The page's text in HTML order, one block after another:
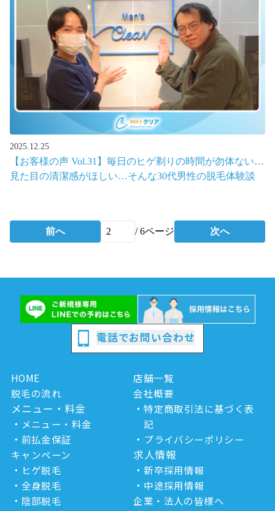
2025.12.25
【お客様の声 Vol.31】毎日のヒゲ剃りの時間が勿体ない…
見た目の清潔感がほしい…そんな30代男性の脱毛体験談
前へ /6ページ 次へ
電話でお問い合わせ
HOME
脱毛の流れ
メニュー・料金
メニュー・料金
前払金保証
キャンペーン
ヒゲ脱毛
全身脱毛
陰部脱毛
店舗一覧
会社概要
特定商取引法に基づく表
記
プライバシーポリシー
求人情報
新卒採用情報
中途採用情報
企業・法人の皆様へ